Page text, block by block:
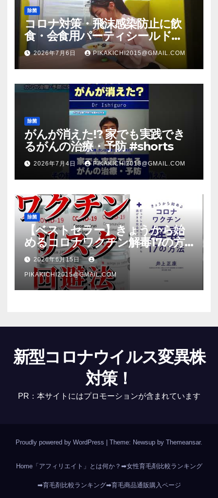
除菌
コロナ対策・飛沫感染防止に飲
食・会食用パーティシールド
（マスク会食代替品）ＦＢＣ福井
放送のＴＶ番組での紹介映像
2026年7月6日 PIKAKICHI2015@GMAIL.COM
除菌
がんが消えた!? 家でも実践でき
るがんの治療・予防 #shorts
2026年7月4日 PIKAKICHI2015@GMAIL.COM
除菌
【ベストセラー】きょうから始
めるコロナワクチン解毒17の方
法【本要約】
2026年6月15日
PIKAKICHI2015@GMAIL.COM
新型コロナウイルス変異株
対策！
PR：本サイトにはプロモーションが含まれています
Proudly powered by WordPress Theme: Newsup by Themeansar.
Home「アフィリエイト」とは何か？ ➡女性育毛剤比較ランキング
➡育毛剤比較ランキング➡育毛商品通販購入ページ